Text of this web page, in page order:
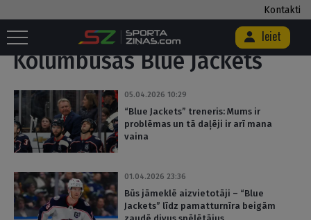
Kontakti
Ieiet
Sākums Kolumbusas Blue Jackets / Lapa 2
Kolumbusas Blue Jackets
05.04.2026 10:29
“Blue Jackets” treneris: Mums ir
problēmas un tā daļēji ir arī mana
vaina
01.04.2026 23:36
Būs jāmeklē aizvietotāji – “Blue
Jackets” līdz pamatturnīra beigām